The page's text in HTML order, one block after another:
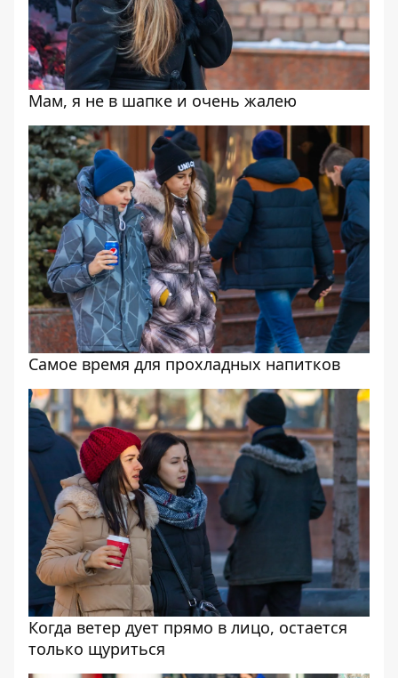
Мам, я не в шапке и очень жалею
Самое время для прохладных напитков
Когда ветер дует прямо в лицо, остается
только щуриться